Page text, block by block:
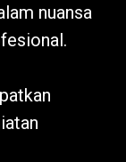
nuansa